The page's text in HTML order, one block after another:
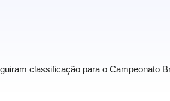
classificação para o Campeonato